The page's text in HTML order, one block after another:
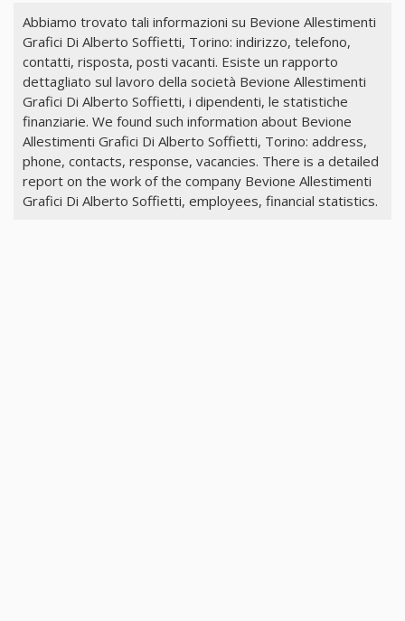
Abbiamo trovato tali informazioni su Bevione Allestimenti
Grafici Di Alberto Soffietti, Torino: indirizzo, telefono,
contatti, risposta, posti vacanti. Esiste un rapporto
dettagliato sul lavoro della società Bevione Allestimenti
Grafici Di Alberto Soffietti, i dipendenti, le statistiche
finanziarie. We found such information about Bevione
Allestimenti Grafici Di Alberto Soffietti, Torino: address,
phone, contacts, response, vacancies. There is a detailed
report on the work of the company Bevione Allestimenti
Grafici Di Alberto Soffietti, employees, financial statistics.